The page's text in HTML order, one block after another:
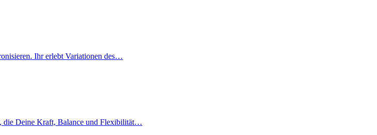
Ihr erlebt Variationen des…
die Deine Kraft, Balance und Flexibilität…